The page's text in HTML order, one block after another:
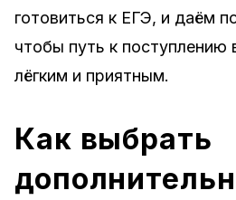
готовиться к ЕГЭ, и даём
чтобы путь к поступлению
лёгким и приятным.
Как выбрать